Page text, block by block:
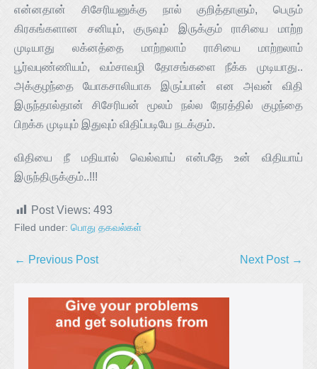
என்னதான் சிசேரியனுக்கு நால் குறித்தாளும், பெரும்
கிரகங்களான சனியும், குருவும் இருக்கும் ராசியை மாற்ற
முடியாது லக்னத்தை மாற்றலாம் ராசியை மாற்றலாம்
பூர்வபுண்ணியம், வம்சாவழி தோசங்களை நீக்க முடியாது..
அக்குழந்தை யோகசாலியாக இருப்பான் என அவன் விதி
இருந்தால்தான் சிசேரியன் மூலம் நல்ல நேரத்தில் குழந்தை
பிறக்க முடியும் இதுவும் விதிப்படியே நடக்கும்.
விதியை நீ மதியால் வெல்வாய் என்பதே உன் விதியாய்
இருந்திருக்கும்..!!!
Post Views: 493
Filed under: பொது தகவல்கள்
← Previous Post Next Post →